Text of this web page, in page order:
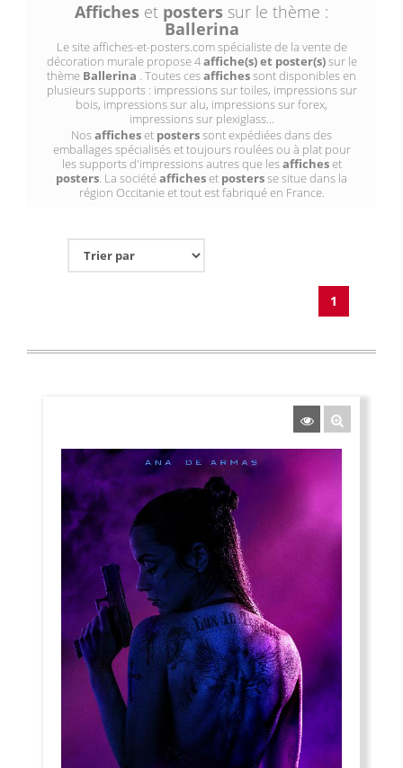
Affiches et posters sur le thème :
Ballerina
Le site affiches-et-posters.com spécialiste de la vente de
décoration murale propose 4affiche(s) et poster(s)sur le
thème Ballerina . Toutes cesaffichessont disponibles en
plusieurs supports : impressions sur toiles, impressions sur
bois, impressions sur alu, impressions sur forex,
impressions sur plexiglass...
Nosafficheset posterssont expédiées dans des
emballages spécialisés et toujours roulées ou à plat pour
les supports d'impressions autres que lesafficheset
posters. La sociétéafficheset postersse situe dans la
région Occitanie et tout est fabriqué en France.
1